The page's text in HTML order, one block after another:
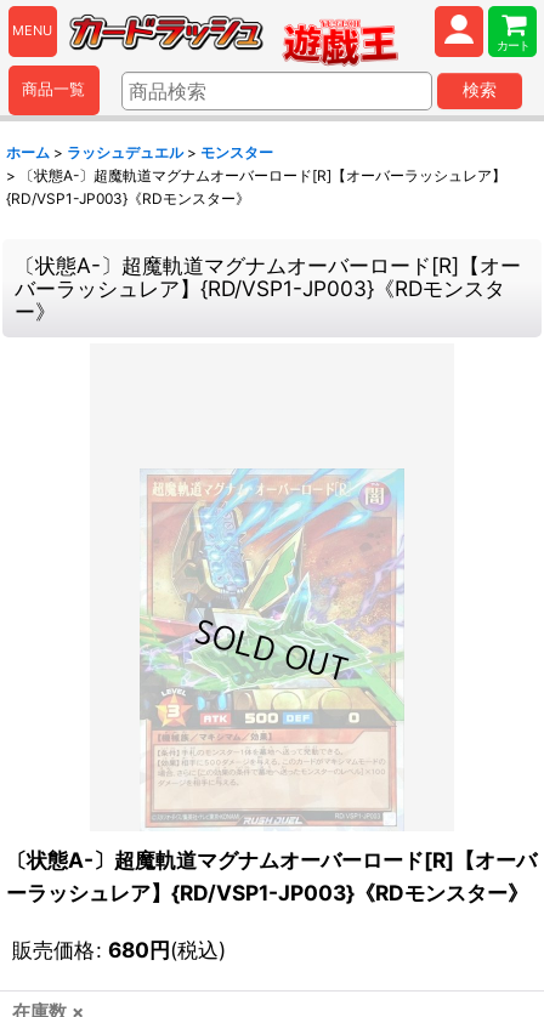
MENU
カート
商品一覧 検索
ホーム > ラッシュデュエル > モンスター
>
〔状態A-〕超魔軌道マグナムオーバーロード[R]【オーバーラッシュレア】
{RD/VSP1-JP003}《RDモンスター》
〔状態A-〕超魔軌道マグナムオーバーロード[R]【オー
バーラッシュレア】{RD/VSP1-JP003}《RDモンスタ
ー》
〔状態A-〕超魔軌道マグナムオーバーロード[R]【オーバ
ーラッシュレア】{RD/VSP1-JP003}《RDモンスター》
販売価格: 680円(税込)
在庫数 ×